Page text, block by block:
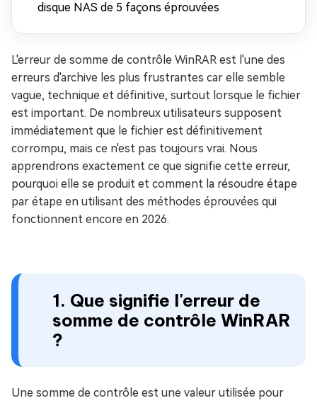
disque NAS de 5 façons éprouvées
L'erreur de somme de contrôle WinRAR est l'une des
erreurs d'archive les plus frustrantes car elle semble
vague, technique et définitive, surtout lorsque le fichier
est important. De nombreux utilisateurs supposent
immédiatement que le fichier est définitivement
corrompu, mais ce n'est pas toujours vrai. Nous
apprendrons exactement ce que signifie cette erreur,
pourquoi elle se produit et comment la résoudre étape
par étape en utilisant des méthodes éprouvées qui
fonctionnent encore en 2026.
1. Que signifie l'erreur de
somme de contrôle WinRAR
?
Une somme de contrôle est une valeur utilisée pour